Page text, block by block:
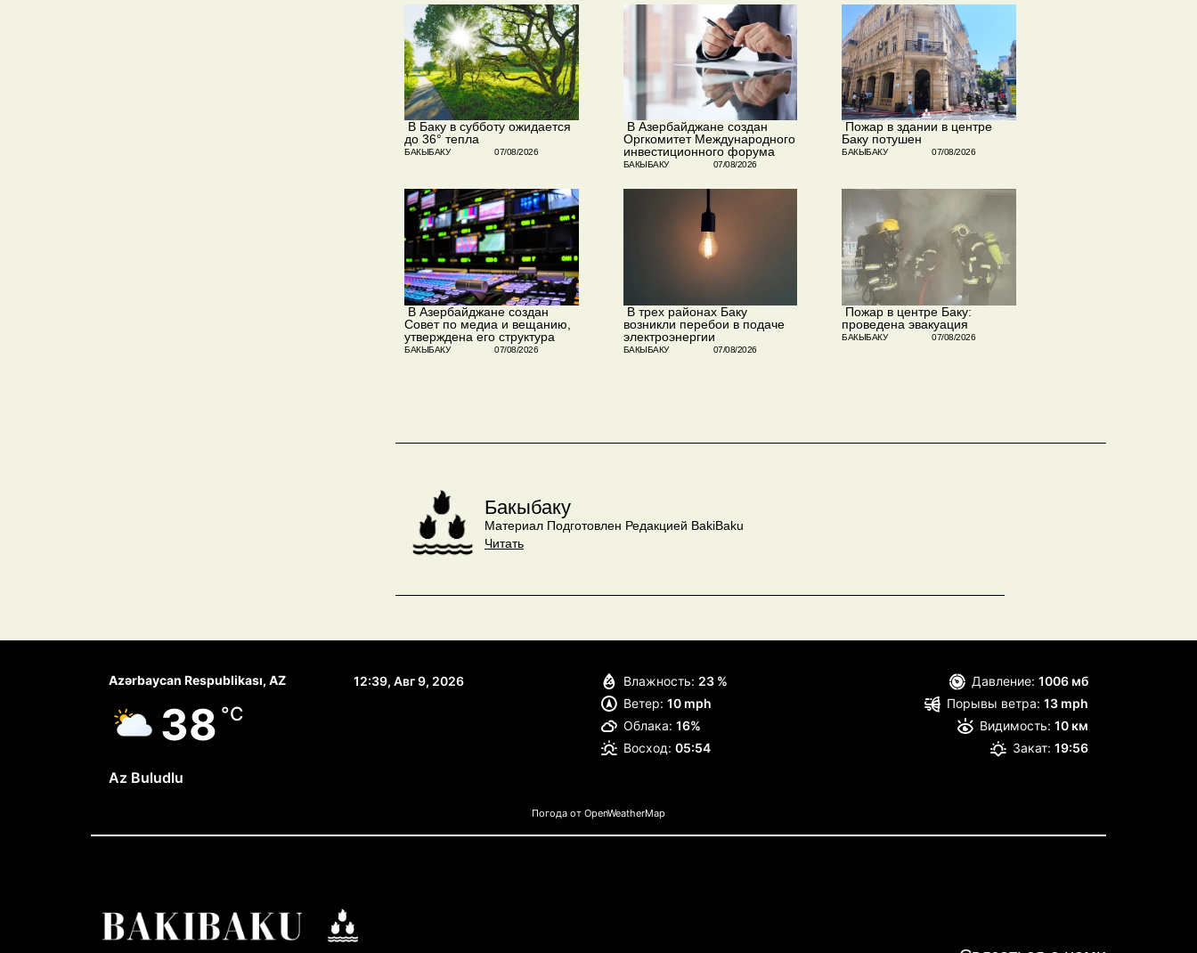
​ В Баку в субботу ожидается
до 36° тепла
БАКЫБАКУ 07/08/2026
​ В Азербайджане создан
Оргкомитет Международного
инвестиционного форума
БАКЫБАКУ 07/08/2026
​ Пожар в здании в центре
Баку потушен
БАКЫБАКУ 07/08/2026
​ В Азербайджане создан
Совет по медиа и вещанию,
утверждена его структура
БАКЫБАКУ 07/08/2026
​ В трех районах Баку
возникли перебои в подаче
электроэнергии
БАКЫБАКУ 07/08/2026
​ Пожар в центре Баку:
проведена эвакуация
БАКЫБАКУ 07/08/2026
Бакыбаку
Материал Подготовлен Редакцией BakiBaku
Читать
Azərbaycan Respublikası, AZ 12:39, Авг 9, 2026
38 °C
Az Buludlu
Влажность: 23 % Давление: 1006 мб
Ветер: 10 mph Порывы ветра: 13 mph
Облака: 16% Видимость: 10 км
Восход: 05:54 Закат: 19:56
Погода от OpenWeatherMap